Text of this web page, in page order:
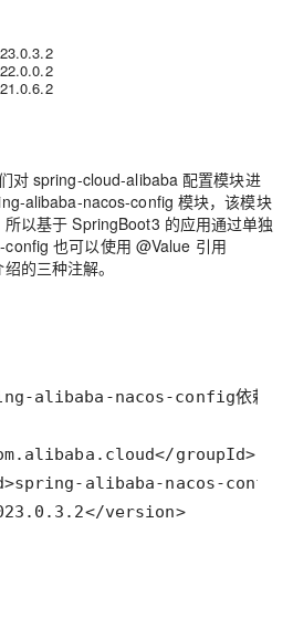
对 spring-cloud-alibaba 配置模块进
alibaba-nacos-config 模块，该模块
以基于 SpringBoot3 的应用通过单独
也可以使用 @Value 引用
的三种注解。
      <version>2023.0.3.2</version>